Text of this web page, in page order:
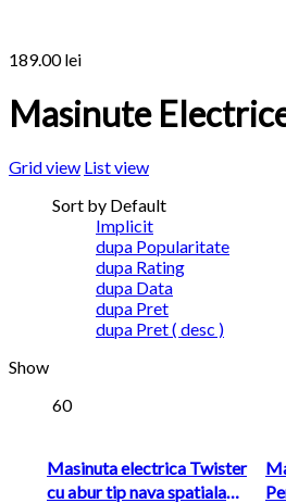
189.00lei
Masinute
Grid view List view
Sort by Default
Implicit
dupa Popularitate
dupa Rating
dupa Data
dupa Pret
dupa Pret ( desc )
Show
60
Masinuta electrica Twister
cu abur tip nava spatiala